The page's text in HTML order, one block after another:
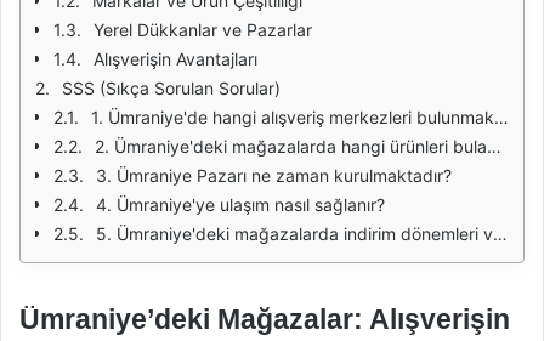
Yerel Dükkanlar ve Pazarlar
Alışverişin Avantajları
SSS (Sıkça Sorulan Sorular)
1. Ümraniye'de hangi alışveriş merkezleri bulunmaktadır?
2. Ümraniye'deki mağazalarda hangi ürünleri bulabilirim?
3. Ümraniye Pazarı ne zaman kurulmaktadır?
4. Ümraniye'ye ulaşım nasıl sağlanır?
5. Ümraniye'deki mağazalarda indirim dönemleri var mı?
Ümraniye’deki Mağazalar: Alışverişin